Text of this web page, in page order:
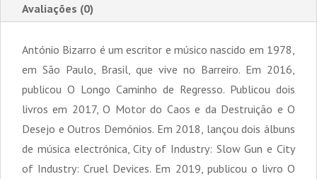
Avaliações (0)
António Bizarro é um escritor e músico nascido em 1978,
em São Paulo, Brasil, que vive no Barreiro. Em 2016,
publicou O Longo Caminho de Regresso. Publicou dois
livros em 2017, O Motor do Caos e da Destruição e O
Desejo e Outros Demónios. Em 2018, lançou dois álbuns
de música electrónica, City of Industry: Slow Gun e City
of Industry: Cruel Devices. Em 2019, publicou o livro O